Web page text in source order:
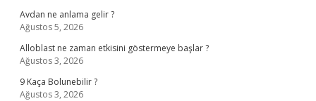
Avdan ne anlama gelir ?
Ağustos 5, 2026
Alloblast ne zaman etkisini göstermeye başlar ?
Ağustos 3, 2026
9 Kaça Bolunebilir ?
Ağustos 3, 2026